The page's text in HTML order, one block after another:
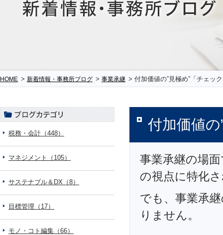
HOME > 新着情報・事務所ブログ > 事業承継 > 付加価値の”見極め”「チェッ
付加価値
事業承継の場
の視点に特化
でも、事業承
りません。
税務・会計（448）
マネジメント（105）
サステナブル＆DX（8）
目標管理（17）
モノ・コト編集（66）